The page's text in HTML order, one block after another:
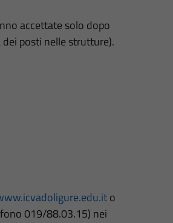
accettate solo dopo
posti nelle strutture).
o
019/88.03.15) nei